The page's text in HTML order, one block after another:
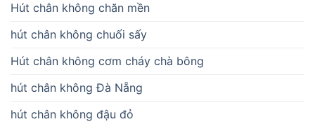
Hút chân không chăn mền
hút chân không chuối sấy
Hút chân không cơm cháy chà bông
hút chân không Đà Nẵng
hút chân không đậu đỏ